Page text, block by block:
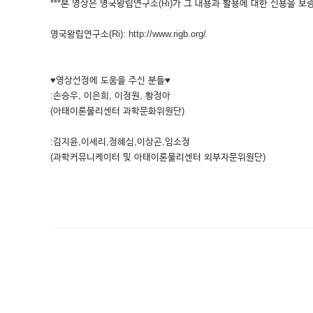
***본 영상은 영국왕립연구소(Ri)가 그 내용과 활용에 대한 신용을 보
영국왕립연구소(Ri): http://www.rigb.org/
♥영상선정에 도움을 주신 분들♥
:손승우, 이은희, 이정원, 황정아
(아태이론물리센터 과학문화위원단)
:김지윤,이세리,정혜심,이상곤,임소정
(과학커뮤니케이터 및 아태이론물리센터 외부자문위원단)